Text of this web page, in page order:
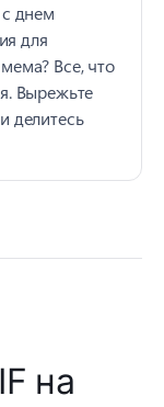
днем
для
Все, что
Вырежьте
делитесь
на